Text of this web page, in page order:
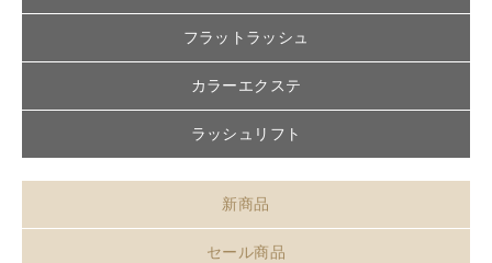
フラットラッシュ
カラーエクステ
ラッシュリフト
新商品
セール商品